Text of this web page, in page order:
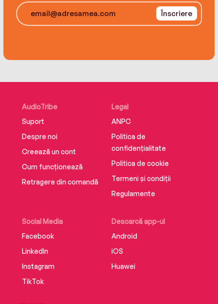
Înscriere
AudioTribe
Suport
Despre noi
Creează un cont
Cum funcționează
Retragere din comandă
Social Media
Facebook
LinkedIn
Instagram
TikTok
Descarcă app-ul
Android
iOS
Huawei
Legal
ANPC
Politica de
confidențialitate
Politica de cookie
Termeni și condiții
Regulamente